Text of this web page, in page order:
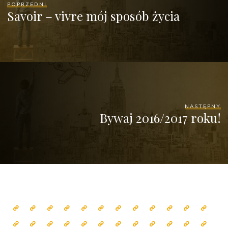
POPRZEDNI
Savoir – vivre mój sposób życia
NASTĘPNY
Bywaj 2016/2017 roku!